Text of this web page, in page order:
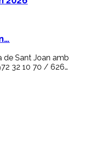
de Sant Joan amb
32 10 70 / 626…